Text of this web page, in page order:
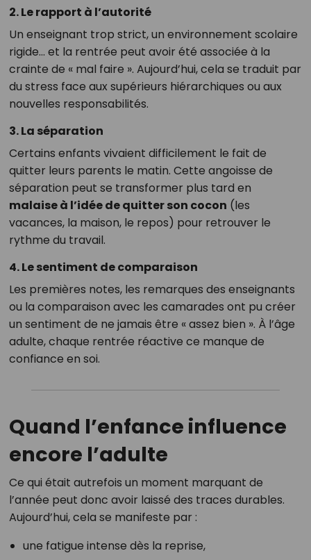
2. Le rapport à l’autorité
Un enseignant trop strict, un environnement scolaire
rigide… et la rentrée peut avoir été associée à la
crainte de « mal faire ». Aujourd’hui, cela se traduit par
du stress face aux supérieurs hiérarchiques ou aux
nouvelles responsabilités.
3. La séparation
Certains enfants vivaient difficilement le fait de
quitter leurs parents le matin. Cette angoisse de
séparation peut se transformer plus tard en
malaise à l’idée de quitter son cocon (les
vacances, la maison, le repos) pour retrouver le
rythme du travail.
4. Le sentiment de comparaison
Les premières notes, les remarques des enseignants
ou la comparaison avec les camarades ont pu créer
un sentiment de ne jamais être « assez bien ». À l’âge
adulte, chaque rentrée réactive ce manque de
confiance en soi.
Quand l’enfance influence
encore l’adulte
Ce qui était autrefois un moment marquant de
l’année peut donc avoir laissé des traces durables.
Aujourd’hui, cela se manifeste par :
une fatigue intense dès la reprise,